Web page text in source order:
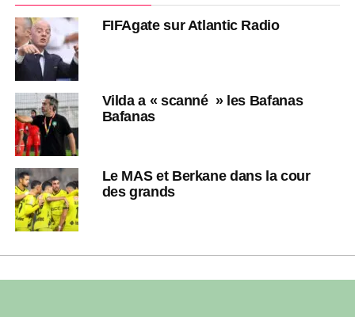
FIFAgate sur Atlantic Radio
Vilda a « scanné » les Bafanas
Bafanas
Le MAS et Berkane dans la cour
des grands